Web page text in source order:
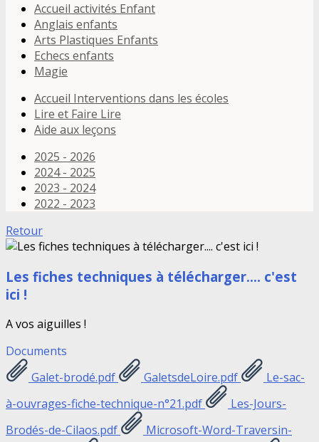
Accueil activités Enfant
Anglais enfants
Arts Plastiques Enfants
Echecs enfants
Magie
Accueil Interventions dans les écoles
Lire et Faire Lire
Aide aux leçons
2025 - 2026
2024 - 2025
2023 - 2024
2022 - 2023
Retour
Les fiches techniques à télécharger.... c'est
ici !
A vos aiguilles !
Documents
Galet-brodé.pdf
GaletsdeLoire.pdf
Le-sac-
à-ouvrages-fiche-technique-n°21.pdf
Les-Jours-
Brodés-de-Cilaos.pdf
Microsoft-Word-Traversin-